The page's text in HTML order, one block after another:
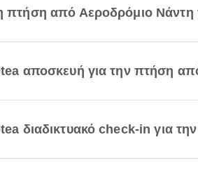
πτήση από Αεροδρόμιο
αποσκευή για την πτήση
διαδικτυακό check-in για